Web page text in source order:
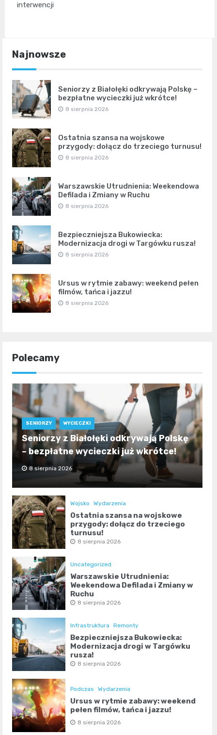
interwencji
Najnowsze
Seniorzy z Białołęki odkrywają Polskę –
bezpłatne wycieczki już wkrótce!
8 sierpnia 2026
Ostatnia szansa na wojskowe
przygody: dołącz do trzeciego turnusu!
8 sierpnia 2026
Warszawskie Utrudnienia: Weekendowa
Defilada i Zmiany w Ruchu
8 sierpnia 2026
Bezpieczniejsza Bukowiecka:
Modernizacja drogi w Targówku rusza!
8 sierpnia 2026
Ursus w rytmie zabawy: weekend pełen
filmów, tańca i jazzu!
8 sierpnia 2026
Polecamy
SENIORZY WYCIECZKI
Seniorzy z Białołęki odkrywają Polskę
– bezpłatne wycieczki już wkrótce!
8 sierpnia 2026
Wojsko Wydarzenia
Ostatnia szansa na wojskowe
przygody: dołącz do trzeciego
turnusu!
8 sierpnia 2026
Uncategorized
Warszawskie Utrudnienia:
Weekendowa Defilada i Zmiany w
Ruchu
8 sierpnia 2026
Infrastruktura Remonty
Bezpieczniejsza Bukowiecka:
Modernizacja drogi w Targówku
rusza!
8 sierpnia 2026
Podczas Wydarzenia
Ursus w rytmie zabawy: weekend
pełen filmów, tańca i jazzu!
8 sierpnia 2026